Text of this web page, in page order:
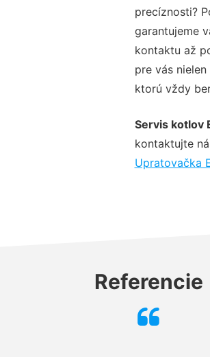
precíznosti?
garantujeme
kontaktu až
pre vás
ktorú vždy
Servis kotlov
kontaktujte
Upratovačka
Referencie